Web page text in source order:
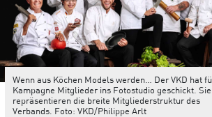
Wenn aus Köchen Models werden… Der VKD hat
Kampagne Mitglieder ins Fotostudio geschickt. Sie
repräsentieren die breite Mitgliederstruktur des
Verbands. Foto: VKD/Philippe Arlt